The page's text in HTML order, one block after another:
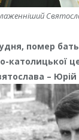
помер
католицької
–